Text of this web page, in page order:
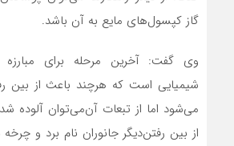
گاز کپسول‌های مایع به آن باشد.
وی گفت: آخرین مرحله برای مبارزه
شیمیایی است که هرچند باعث از بین
می‌شود اما از تبعات آن‌می‌توان
از بین رفتن‌دیگر جانوران نام برد و